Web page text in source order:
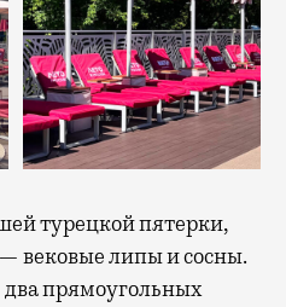
турецкой пятерки,
вековые липы и сосны.
прямоугольных